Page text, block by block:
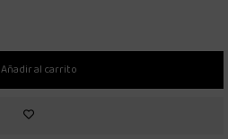
Añadir al carrito